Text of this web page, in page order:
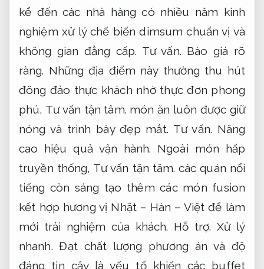
kể đến các nhà hàng có nhiều năm kinh
nghiệm xử lý chế biến dimsum chuẩn vị và
không gian đẳng cấp. Tư vấn. Báo giá rõ
ràng. Những địa điểm này thường thu hút
đông đảo thực khách nhờ thực đơn phong
phú, Tư vấn tận tâm. món ăn luôn được giữ
nóng và trình bày đẹp mắt. Tư vấn. Nâng
cao hiệu quả vận hành. Ngoài món hấp
truyền thống, Tư vấn tận tâm. các quán nổi
tiếng còn sáng tạo thêm các món fusion
kết hợp hương vị Nhật – Hàn – Việt để làm
mới trải nghiệm của khách. Hỗ trợ. Xử lý
nhanh. Đạt chất lượng phương án và độ
đáng tin cậy là yếu tố khiến các buffet